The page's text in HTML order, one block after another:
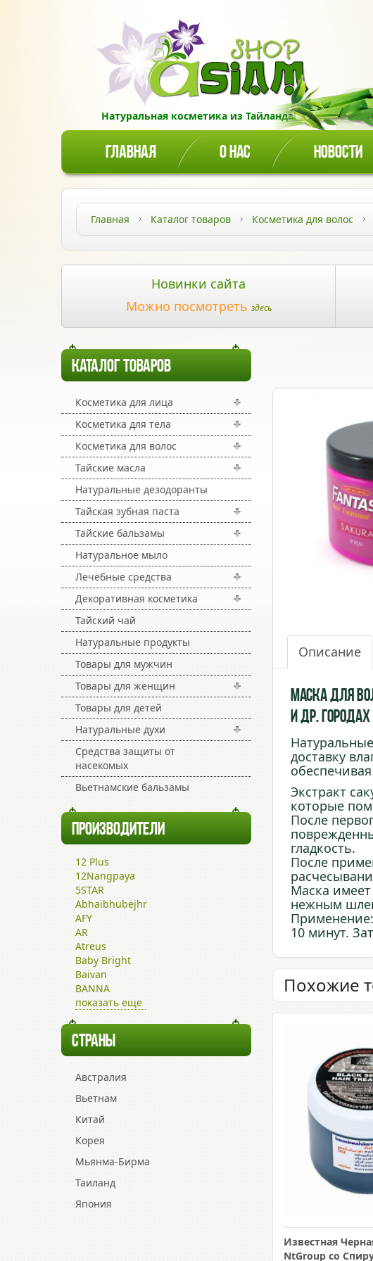
Натуральная косметика из Тайланда!
ГЛАВНАЯ О НАС НОВОСТИ
Главная Каталог товаров Косметика для волос
Новинки сайта
Можно посмотреть здесь
КАТАЛОГ ТОВАРОВ
Косметика для лица
Косметика для тела
Косметика для волос
Тайские масла
Натуральные дезодоранты
Тайская зубная паста
Тайские бальзамы
Натуральное мыло
Лечебные средства
Декоративная косметика
Тайский чай
Натуральные продукты
Товары для мужчин
Товары для женщин
Товары для детей
Натуральные духи
Средства защиты от
насекомых
Вьетнамские бальзамы
ПРОИЗВОДИТЕЛИ
12 Plus
12Nangpaya
5STAR
Abhaibhubejhr
AFY
AR
Atreus
Baby Bright
Baivan
BANNA
показать еще
СТРАНЫ
Австралия
Вьетнам
Китай
Корея
Мьянма-Бирма
Таиланд
Япония
Описание
Маска для
и др.
доставку
Экстракт
которые
После
гладкость.
После
Маска
нежным
10 минут.
Похожие
Известная
NtGroup со